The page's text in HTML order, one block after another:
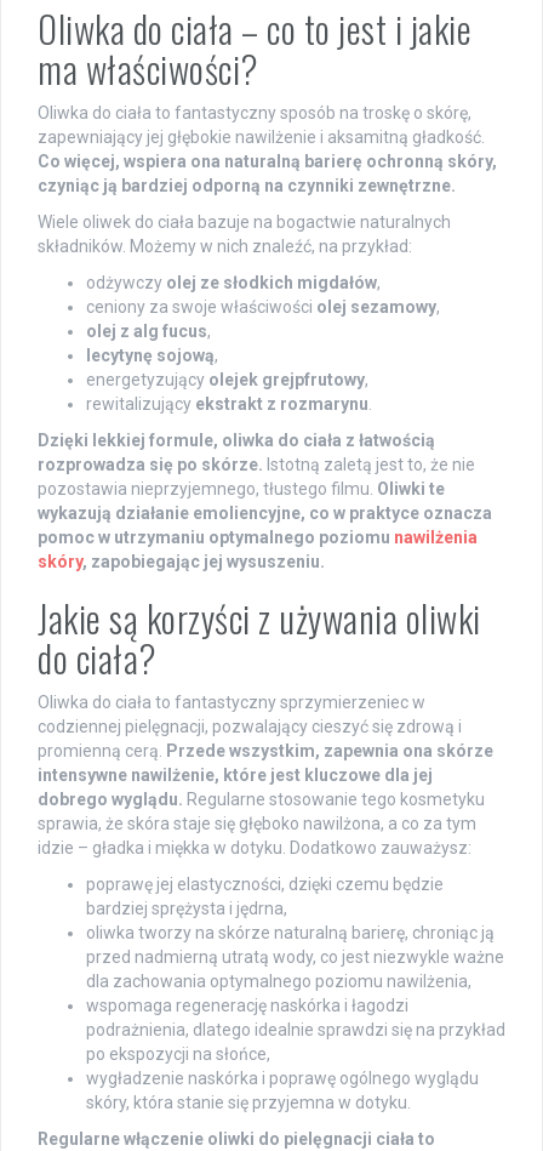
Oliwka do ciała – co to jest i jakie
ma właściwości?
Oliwka do ciała to fantastyczny sposób na troskę o skórę,
zapewniający jej głębokie nawilżenie i aksamitną gładkość.
Co więcej, wspiera ona naturalną barierę ochronną skóry,
czyniąc ją bardziej odporną na czynniki zewnętrzne.
Wiele oliwek do ciała bazuje na bogactwie naturalnych
składników. Możemy w nich znaleźć, na przykład:
odżywczy olej ze słodkich migdałów,
ceniony za swoje właściwości olej sezamowy,
olej z alg fucus,
lecytynę sojową,
energetyzujący olejek grejpfrutowy,
rewitalizujący ekstrakt z rozmarynu.
Dzięki lekkiej formule, oliwka do ciała z łatwością
rozprowadza się po skórze. Istotną zaletą jest to, że nie
pozostawia nieprzyjemnego, tłustego filmu. Oliwki te
wykazują działanie emoliencyjne, co w praktyce oznacza
pomoc w utrzymaniu optymalnego poziomu nawilżenia
skóry, zapobiegając jej wysuszeniu.
Jakie są korzyści z używania oliwki
do ciała?
Oliwka do ciała to fantastyczny sprzymierzeniec w
codziennej pielęgnacji, pozwalający cieszyć się zdrową i
promienną cerą. Przede wszystkim, zapewnia ona skórze
intensywne nawilżenie, które jest kluczowe dla jej
dobrego wyglądu. Regularne stosowanie tego kosmetyku
sprawia, że skóra staje się głęboko nawilżona, a co za tym
idzie – gładka i miękka w dotyku. Dodatkowo zauważysz:
poprawę jej elastyczności, dzięki czemu będzie
bardziej sprężysta i jędrna,
oliwka tworzy na skórze naturalną barierę, chroniąc ją
przed nadmierną utratą wody, co jest niezwykle ważne
dla zachowania optymalnego poziomu nawilżenia,
wspomaga regenerację naskórka i łagodzi
podrażnienia, dlatego idealnie sprawdzi się na przykład
po ekspozycji na słońce,
wygładzenie naskórka i poprawę ogólnego wyglądu
skóry, która stanie się przyjemna w dotyku.
Regularne włączenie oliwki do pielęgnacji ciała to